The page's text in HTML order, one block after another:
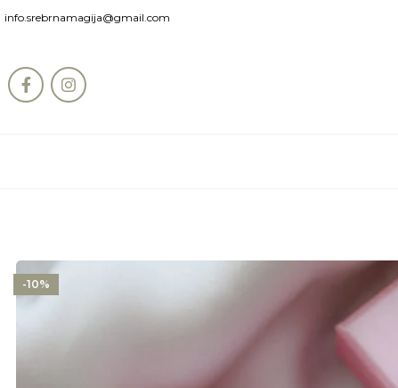
info.srebrnamagija@gmail.com
-10%